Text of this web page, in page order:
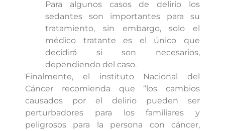
Para algunos casos de delirio los
sedantes son importantes para su
tratamiento, sin embargo, solo el
médico tratante es el único que
decidirá si son necesarios,
dependiendo del caso.
Finalmente, el instituto Nacional del
Cáncer recomienda que “los cambios
causados por el delirio pueden ser
perturbadores para los familiares y
peligrosos para la persona con cáncer,